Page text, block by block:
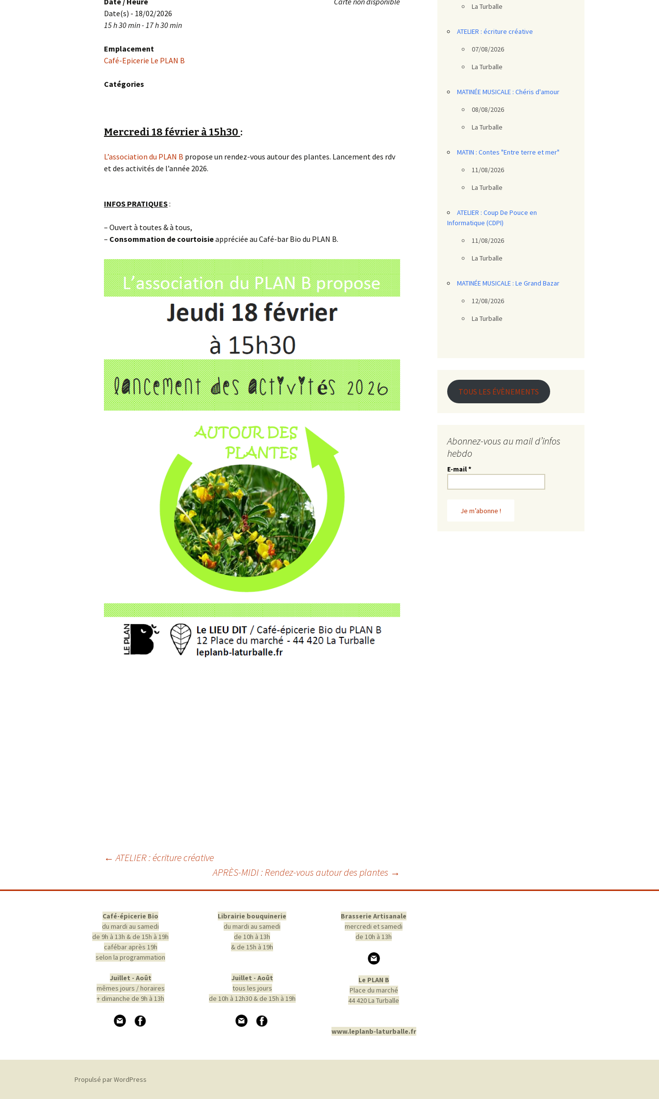
Date(s) - 18/02/2026
15 h 30 min - 17 h 30 min
Emplacement
Café-Epicerie Le PLAN B
Catégories
Mercredi 18 février à 15h30 :
L’association du PLAN B propose un rendez-vous autour des plantes. Lancement des rdv
et des activités de l’année 2026.
INFOS PRATIQUES:
– Ouvert à toutes & à tous,
– Consommation de courtoisieappréciée au Café-bar Bio du PLAN B.
← ATELIER : écriture créative
APRÈS-MIDI : Rendez-vous autour des plantes →
La Turballe
ATELIER : écriture créative
07/08/2026
La Turballe
MATINÉE MUSICALE : Chéris d'amour
08/08/2026
La Turballe
MATIN : Contes "Entre terre et mer"
11/08/2026
La Turballe
ATELIER : Coup De Pouce en
Informatique (CDPI)
11/08/2026
La Turballe
MATINÉE MUSICALE : Le Grand Bazar
12/08/2026
La Turballe
TOUS LES ÉVÈNEMENTS
Abonnez-vous au mail d’infos
hebdo
E-mail*
Café-épicerie Bio
du mardi au samedi
de 9h à 13h & de 15h à 19h
cafébar après 19h
selon la programmation
Juillet - Août
mêmes jours / horaires
+ dimanche de 9h à 13h
Librairie bouquinerie
du mardi au samedi
de 10h à 13h
& de 15h à 19h
Juillet - Août
tous les jours
de 10h à 12h30 & de 15h à 19h
Brasserie Artisanale
mercredi et samedi
de 10h à 13h
Le PLAN B
Place du marché
44 420 La Turballe
www.leplanb-laturballe.fr
Propulsé par WordPress